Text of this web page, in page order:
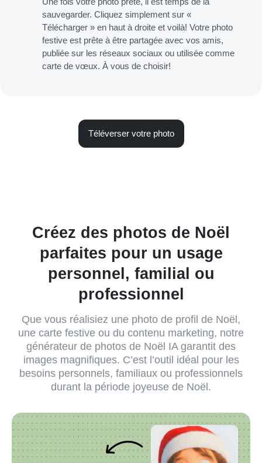
sauvegarder. Cliquez simplement sur «
Télécharger » en haut à droite et voilà! Votre photo
festive est prête à être partagée avec vos amis,
publiée sur les réseaux sociaux ou utilisée comme
carte de vœux. À vous de choisir!
Téléverser votre photo
Créez des photos de Noël
parfaites pour un usage
personnel, familial ou
professionnel
Que vous réalisiez une photo de profil de Noël,
une carte festive ou du contenu marketing, notre
générateur de photos de Noël IA garantit des
images magnifiques. C’est l’outil idéal pour les
besoins personnels, familiaux ou professionnels
durant la période joyeuse de Noël.